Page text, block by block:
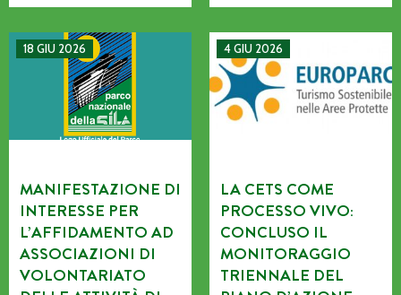
18 GIU 2026
MANIFESTAZIONE DI INTERESSE PER L’AFFIDAMENTO
MANIFESTAZIONE DI
INTERESSE PER
L’AFFIDAMENTO AD
ASSOCIAZIONI DI
VOLONTARIATO
4 GIU 2026
La CETS come processo
LA CETS COME
PROCESSO VIVO:
CONCLUSO IL
MONITORAGGIO
TRIENNALE DEL